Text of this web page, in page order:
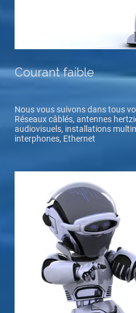
Courant faible
Nous vous suivons dans tous
Réseaux câblés, antennes
audiovisuels, installations
interphones, Ethernet